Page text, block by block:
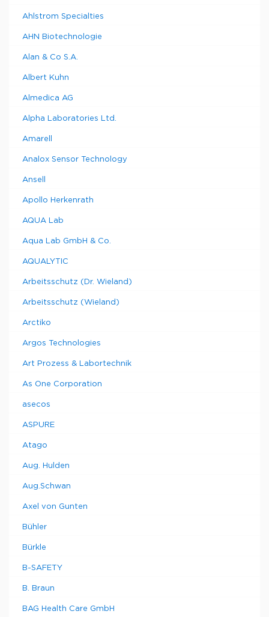
Ahlstrom Specialties
AHN Biotechnologie
Alan & Co S.A.
Albert Kuhn
Almedica AG
Alpha Laboratories Ltd.
Amarell
Analox Sensor Technology
Ansell
Apollo Herkenrath
AQUA Lab
Aqua Lab GmbH & Co.
AQUALYTIC
Arbeitsschutz (Dr. Wieland)
Arbeitsschutz (Wieland)
Arctiko
Argos Technologies
Art Prozess & Labortechnik
As One Corporation
asecos
ASPURE
Atago
Aug. Hulden
Aug.Schwan
Axel von Gunten
Bühler
Bürkle
B-SAFETY
B. Braun
BAG Health Care GmbH